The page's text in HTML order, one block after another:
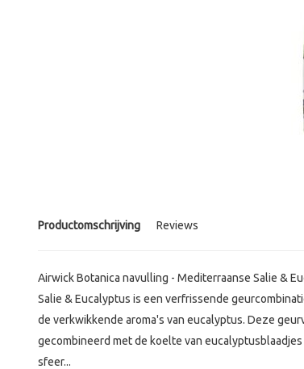
Productomschrijving Reviews
Airwick Botanica navulling - Mediterraanse Salie &
Salie & Eucalyptus is een verfrissende
de verkwikkende aroma's van eucalyptus. Deze
gecombineerd met de koelte van
sfeer...